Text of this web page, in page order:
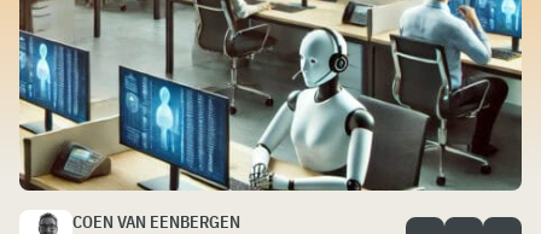
COEN VAN EENBERGEN